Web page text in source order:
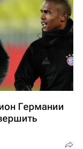
Германии